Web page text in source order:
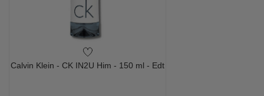
Calvin Klein - CK IN2U Him - 150 ml - Edt